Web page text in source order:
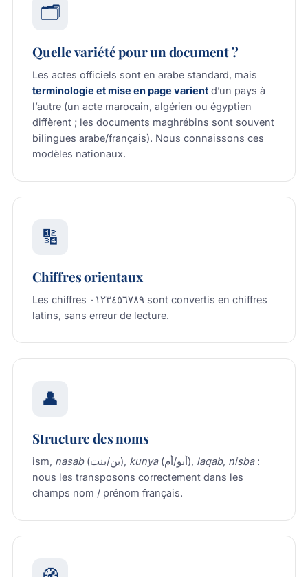
🗂️
Quelle variété pour un document ?
Les actes officiels sont en arabe standard, mais
terminologie et mise en page varient d’un pays à
l’autre (un acte marocain, algérien ou égyptien
diffèrent ; les documents maghrébins sont souvent
bilingues arabe/français). Nous connaissons ces
modèles nationaux.
🔢
Chiffres orientaux
Les chiffres ٠١٢٣٤٥٦٧٨٩ sont convertis en chiffres
latins, sans erreur de lecture.
👤
Structure des noms
ism, nasab (بن/بنت), kunya (أبو/أم), laqab, nisba:
nous les transposons correctement dans les
champs nom / prénom français.